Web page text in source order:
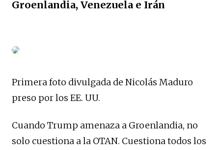
Groenlandia, Venezuela e Irán
Primera foto divulgada de Nicolás Maduro
preso por los EE. UU.
Cuando Trump amenaza a Groenlandia, no
solo cuestiona a la OTAN. Cuestiona todos los